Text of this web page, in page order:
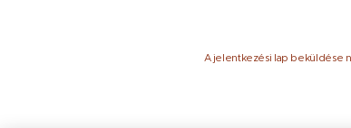
A jelentkezési lap beküldése